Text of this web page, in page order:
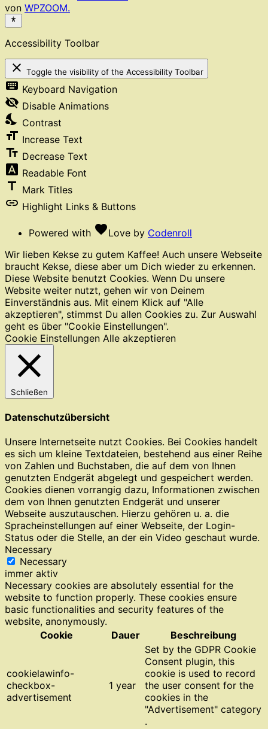
von WPZOOM.
Accessibility Toolbar
close Toggle the visibility of the Accessibility Toolbar
keyboard Keyboard Navigation
visibility_off Disable Animations
nights_stay Contrast
format_size Increase Text
text_fields Decrease Text
font_download Readable Font
title Mark Titles
link Highlight Links & Buttons
Powered with favoriteLove by Codenroll
Wir lieben Kekse zu gutem Kaffee! Auch unsere Webseite
braucht Kekse, diese aber um Dich wieder zu erkennen.
Diese Website benutzt Cookies. Wenn Du unsere
Website weiter nutzt, gehen wir von Deinem
Einverständnis aus. Mit einem Klick auf "Alle
akzeptieren", stimmst Du allen Cookies zu. Zur Auswahl
geht es über "Cookie Einstellungen".
Cookie Einstellungen Alle akzeptieren
Schließen
Datenschutzübersicht
Unsere Internetseite nutzt Cookies. Bei Cookies handelt
es sich um kleine Textdateien, bestehend aus einer Reihe
von Zahlen und Buchstaben, die auf dem von Ihnen
genutzten Endgerät abgelegt und gespeichert werden.
Cookies dienen vorrangig dazu, Informationen zwischen
dem von Ihnen genutzten Endgerät und unserer
Webseite auszutauschen. Hierzu gehören u. a. die
Spracheinstellungen auf einer Webseite, der Login-
Status oder die Stelle, an der ein Video geschaut wurde.
Necessary
Necessary
immer aktiv
Necessary cookies are absolutely essential for the
website to function properly. These cookies ensure
basic functionalities and security features of the
website, anonymously.
Cookie
Dauer Beschreibung
cookielawinfo-
checkbox-
advertisement
1 year
Set by the GDPR Cookie
Consent plugin, this
cookie is used to record
the user consent for the
cookies in the
"Advertisement" category
.